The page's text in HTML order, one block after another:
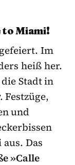
to Miami!
Im
heiß her.
Stadt in
Festzüge,
und
Das
»Calle